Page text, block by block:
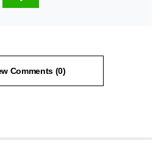
Comments (0)